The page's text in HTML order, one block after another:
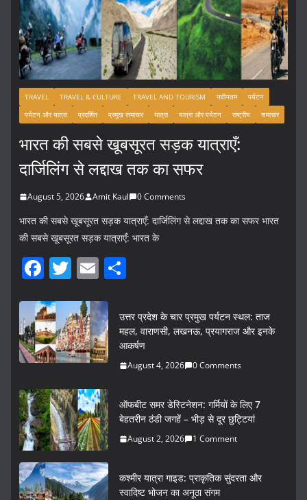
TRAVEL TRAVEL & CULTURE TRAVEL AND TOURISM नवीनतम
पर्यटन
पर्यटन और यात्रा
प्रदर्शित प्रमुख समाचार यात्रा यात्रा और पर्यटन राष्ट्रीय समाचार
भारत की सबसे खूबसूरत सड़क यात्राएँ:
दार्जिलिंग से लद्दाख तक का सफर
August 5, 2026 Amit Kaul 0 Comments
भारत की सबसे खूबसूरत सड़क यात्राएँ: दार्जिलिंग से लद्दाख तक का सफर भारत
की सबसे खूबसूरत सड़क यात्राएँ: भारत के
F
c
e
b
o
k
T
itt
er
E
ai
l
ar
e
उत्तर प्रदेश के चार प्रमुख पर्यटन स्थल: ताज
महल, वाराणसी, लखनऊ, प्रयागराज और इनके
आकर्षण
August 4, 2026 0 Comments
ऑफबीट समर डेस्टिनेशन: गर्मियों के लिए 7
बेहतरीन ठंडी जगहें – भीड़ से दूर छुट्टियां
August 2, 2026 1 Comment
कश्मीर यात्रा गाइड: प्राकृतिक सुंदरता और
स्वादिष्ट भोजन का अनूठा संगम